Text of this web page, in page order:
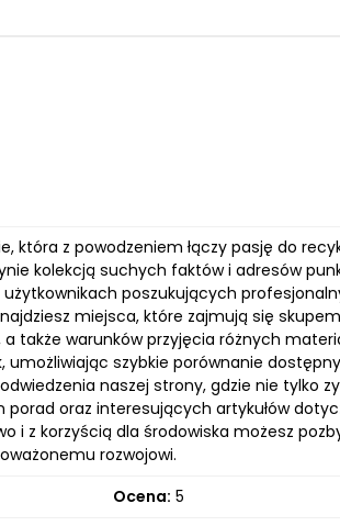
która z powodzeniem łączy pasję do
kolekcją suchych faktów i adresów
poszukujących
miejsca, które zajmują się
także warunków przyjęcia różnych
umożliwiając szybkie porównanie
naszej strony, gdzie nie tylko
oraz interesujących artykułów
i z korzyścią dla środowiska możesz
rozwojowi.
Ocena: 5